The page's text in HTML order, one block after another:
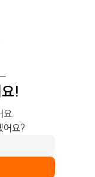
!
요.
어요?